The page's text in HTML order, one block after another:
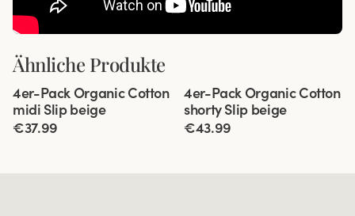
Ähnliche Produkte
Viewing image 1 of 3
4er-Pack Organic Cotton
midi Slip beige
€37.99
Viewing image 1 of 3
4er-Pack Organic Cotton
shorty Slip beige
€43.99